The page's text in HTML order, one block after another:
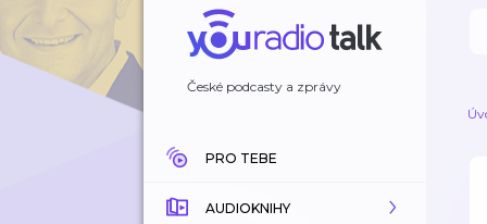
České podcasty a zprávy
PRO TEBE
AUDIOKNIHY